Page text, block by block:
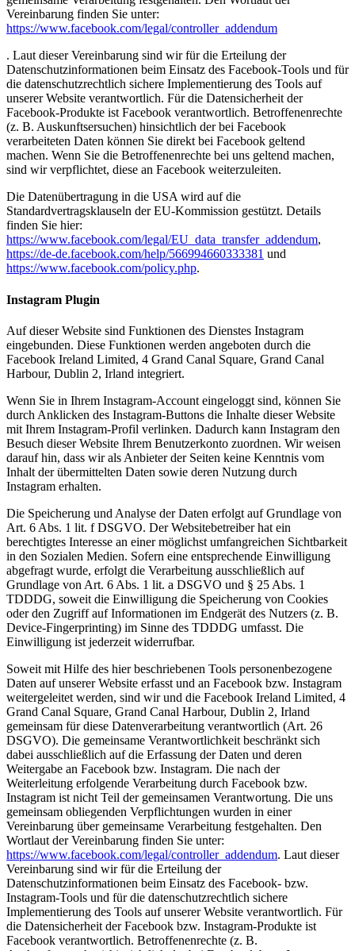
Vereinbarung finden Sie unter:
https://www.facebook.com/legal/controller_addendum
. Laut dieser Vereinbarung sind wir für die Erteilung der
Datenschutzinformationen beim Einsatz des Facebook-Tools und für
die datenschutzrechtlich sichere Implementierung des Tools auf
unserer Website verantwortlich. Für die Datensicherheit der
Facebook-Produkte ist Facebook verantwortlich. Betroffenenrechte
(z. B. Auskunftsersuchen) hinsichtlich der bei Facebook
verarbeiteten Daten können Sie direkt bei Facebook geltend
machen. Wenn Sie die Betroffenenrechte bei uns geltend machen,
sind wir verpflichtet, diese an Facebook weiterzuleiten.
Die Datenübertragung in die USA wird auf die
Standardvertragsklauseln der EU-Kommission gestützt. Details
finden Sie hier:
https://www.facebook.com/legal/EU_data_transfer_addendum,
https://de-de.facebook.com/help/566994660333381 und
https://www.facebook.com/policy.php.
Instagram Plugin
Auf dieser Website sind Funktionen des Dienstes Instagram
eingebunden. Diese Funktionen werden angeboten durch die
Facebook Ireland Limited, 4 Grand Canal Square, Grand Canal
Harbour, Dublin 2, Irland integriert.
Wenn Sie in Ihrem Instagram-Account eingeloggt sind, können Sie
durch Anklicken des Instagram-Buttons die Inhalte dieser Website
mit Ihrem Instagram-Profil verlinken. Dadurch kann Instagram den
Besuch dieser Website Ihrem Benutzerkonto zuordnen. Wir weisen
darauf hin, dass wir als Anbieter der Seiten keine Kenntnis vom
Inhalt der übermittelten Daten sowie deren Nutzung durch
Instagram erhalten.
Die Speicherung und Analyse der Daten erfolgt auf Grundlage von
Art. 6 Abs. 1 lit. f DSGVO. Der Websitebetreiber hat ein
berechtigtes Interesse an einer möglichst umfangreichen Sichtbarkeit
in den Sozialen Medien. Sofern eine entsprechende Einwilligung
abgefragt wurde, erfolgt die Verarbeitung ausschließlich auf
Grundlage von Art. 6 Abs. 1 lit. a DSGVO und § 25 Abs. 1
TDDDG, soweit die Einwilligung die Speicherung von Cookies
oder den Zugriff auf Informationen im Endgerät des Nutzers (z. B.
Device-Fingerprinting) im Sinne des TDDDG umfasst. Die
Einwilligung ist jederzeit widerrufbar.
Soweit mit Hilfe des hier beschriebenen Tools personenbezogene
Daten auf unserer Website erfasst und an Facebook bzw. Instagram
weitergeleitet werden, sind wir und die Facebook Ireland Limited, 4
Grand Canal Square, Grand Canal Harbour, Dublin 2, Irland
gemeinsam für diese Datenverarbeitung verantwortlich (Art. 26
DSGVO). Die gemeinsame Verantwortlichkeit beschränkt sich
dabei ausschließlich auf die Erfassung der Daten und deren
Weitergabe an Facebook bzw. Instagram. Die nach der
Weiterleitung erfolgende Verarbeitung durch Facebook bzw.
Instagram ist nicht Teil der gemeinsamen Verantwortung. Die uns
gemeinsam obliegenden Verpflichtungen wurden in einer
Vereinbarung über gemeinsame Verarbeitung festgehalten. Den
Wortlaut der Vereinbarung finden Sie unter:
https://www.facebook.com/legal/controller_addendum. Laut dieser
Vereinbarung sind wir für die Erteilung der
Datenschutzinformationen beim Einsatz des Facebook- bzw.
Instagram-Tools und für die datenschutzrechtlich sichere
Implementierung des Tools auf unserer Website verantwortlich. Für
die Datensicherheit der Facebook bzw. Instagram-Produkte ist
Facebook verantwortlich. Betroffenenrechte (z. B.